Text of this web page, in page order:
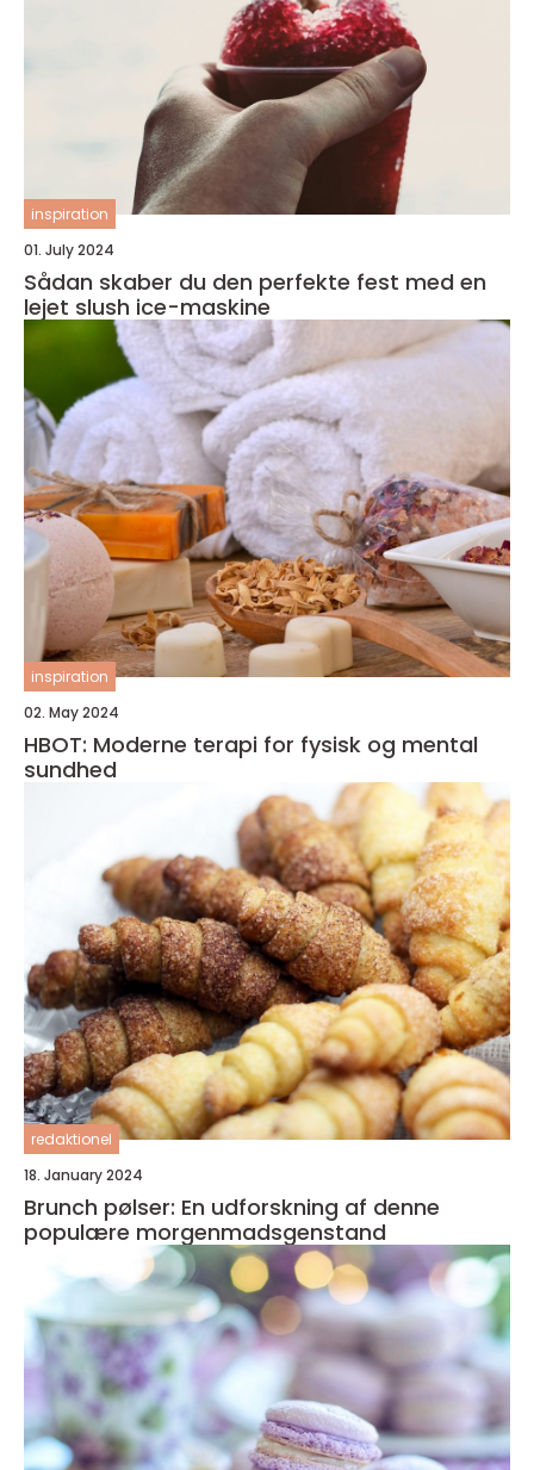
inspiration
01. July 2024
Sådan skaber du den perfekte fest med en
lejet slush ice-maskine
inspiration
02. May 2024
HBOT: Moderne terapi for fysisk og mental
sundhed
redaktionel
18. January 2024
Brunch pølser: En udforskning af denne
populære morgenmadsgenstand